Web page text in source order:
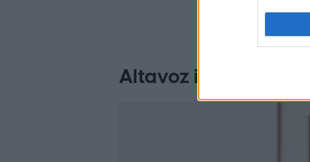
Altavoz inteligente